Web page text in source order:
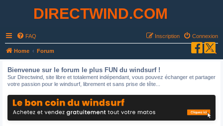
DIRECTWIND.COM
FAQ Connexion
Inscription
Home Forum
Bienvenue sur le forum le plus FUN du windsurf !
Sur Directwind, site libre et totalement indépendant, vous pouvez échanger et partager
votre passion pour le windsurf, librement et sans prise de tête...